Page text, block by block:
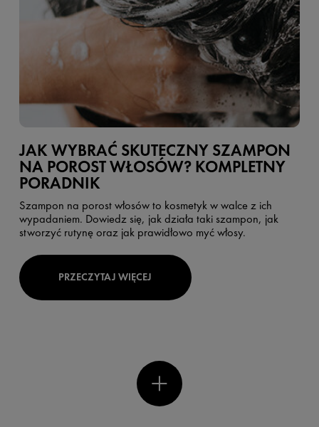
JAK WYBRAĆ SKUTECZNY SZAMPON
NA POROST WŁOSÓW? KOMPLETNY
PORADNIK
Szampon na porost włosów to kosmetyk w walce z ich
wypadaniem. Dowiedz się, jak działa taki szampon, jak
stworzyć rutynę oraz jak prawidłowo myć włosy.
PRZECZYTAJ WIĘCEJ